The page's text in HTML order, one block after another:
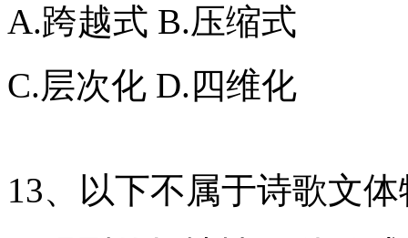
A.跨越式 B.压缩式
C.层次化 D.四维化
13、以下不属于诗歌文